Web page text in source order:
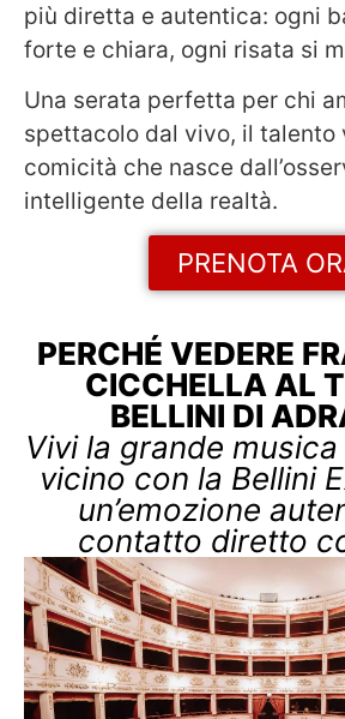
più diretta e autentica: ogni
forte e chiara, ogni risata si
Una serata perfetta per chi
spettacolo dal vivo, il talento
comicità che nasce
intelligente della realtà.
PRENOTA
PERCHÉ VEDERE
CICCHELLA AL
BELLINI DI
Vivi la grande musica
vicino con la Bellini
un’emozione
contatto diretto